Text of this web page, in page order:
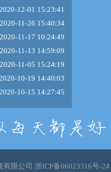
2020-12-01 15:23:41
2020-11-26 15:40:34
2020-11-17 10:24:49
2020-11-13 14:59:09
2020-11-05 15:24:19
2020-10-19 14:40:03
2020-10-15 14:27:45
有限公司 浙ICP备06023316号-24